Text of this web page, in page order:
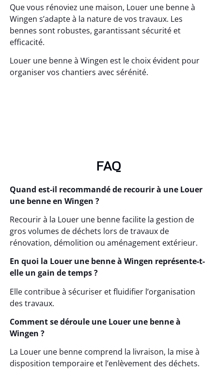
Que vous rénoviez une maison, Louer une benne à
Wingen s’adapte à la nature de vos travaux. Les
bennes sont robustes, garantissant sécurité et
efficacité.
Louer une benne à Wingen est le choix évident pour
organiser vos chantiers avec sérénité.
FAQ
Quand est-il recommandé de recourir à une Louer
une benne en Wingen ?
Recourir à la Louer une benne facilite la gestion de
gros volumes de déchets lors de travaux de
rénovation, démolition ou aménagement extérieur.
En quoi la Louer une benne à Wingen représente-t-
elle un gain de temps ?
Elle contribue à sécuriser et fluidifier l’organisation
des travaux.
Comment se déroule une Louer une benne à
Wingen ?
La Louer une benne comprend la livraison, la mise à
disposition temporaire et l’enlèvement des déchets.